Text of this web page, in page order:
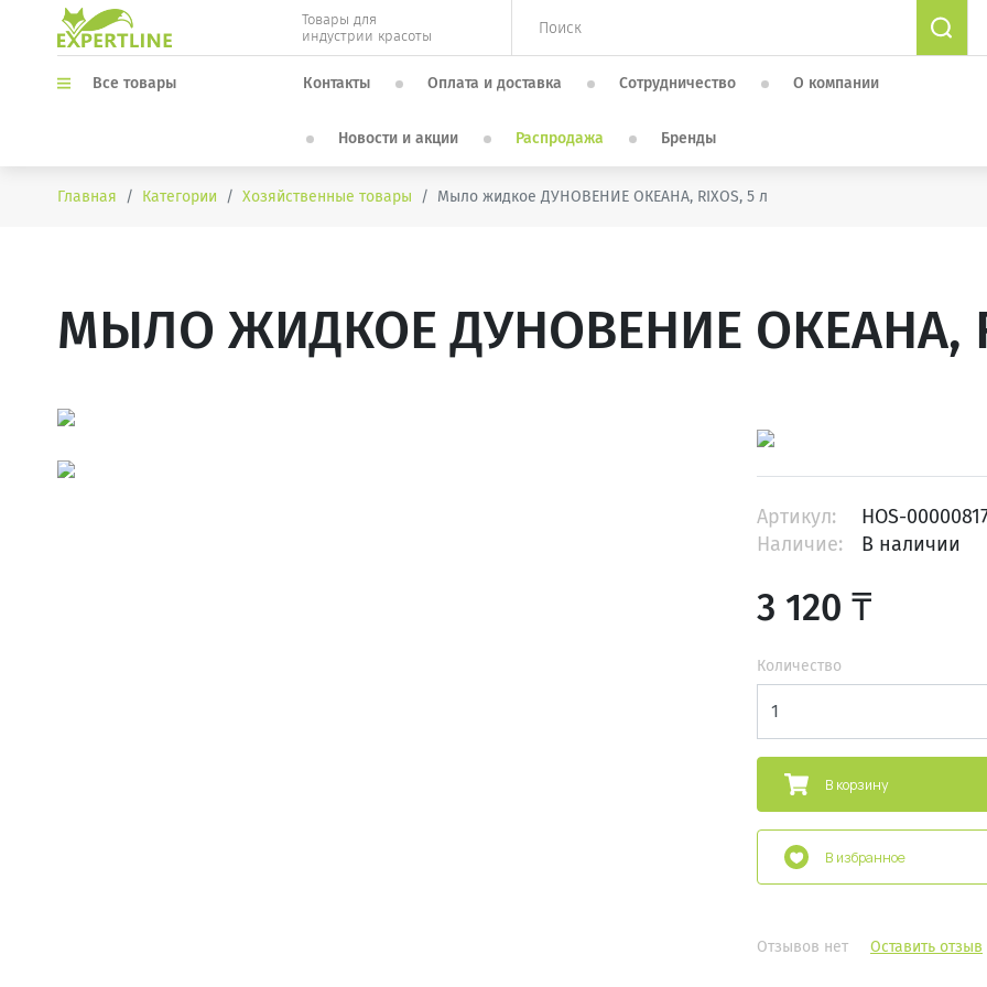
Товары для
индустрии красоты
Все товары Контакты Оплата и доставка Сотрудничество О компании
Новости и акции Распродажа Бренды
Главная Категории Хозяйственные товары Мыло жидкое ДУНОВЕНИЕ ОКЕАНА, RIXOS, 5 л
МЫЛО ЖИДКОЕ ДУНОВЕНИЕ ОКЕАНА,
Артикул:
HOS-
Наличие:
В наличии
3 120 ₸
Количество
В корзину
В избранное
Отзывов нет Оставить отзыв